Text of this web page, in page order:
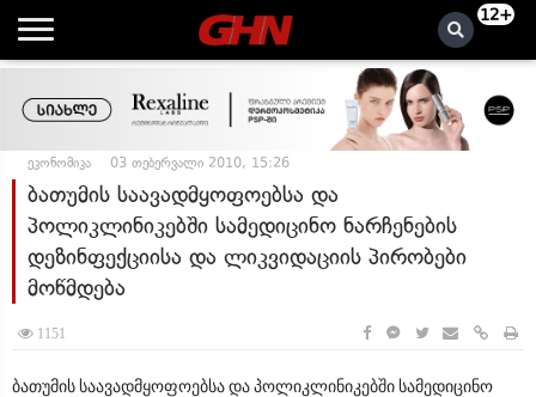
12+
ეკონომიკა 03 თებერვალი 2010, 15:26
ბათუმის საავადმყოფოებსა და
პოლიკლინიკებში სამედიცინო ნარჩენების
დეზინფექციისა და ლიკვიდაციის პირობები
მოწმდება
1151
ბათუმის საავადმყოფოებსა და პოლიკლინიკებში სამედიცინო